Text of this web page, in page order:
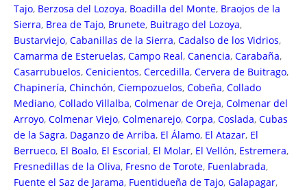
Tajo, Berzosa del Lozoya, Boadilla del Monte, Braojos de la
Sierra, Brea de Tajo, Brunete, Buitrago del Lozoya,
Bustarviejo, Cabanillas de la Sierra, Cadalso de los Vidrios,
Camarma de Esteruelas, Campo Real, Canencia, Carabaña,
Casarrubuelos, Cenicientos, Cercedilla, Cervera de Buitrago,
Chapinería, Chinchón, Ciempozuelos, Cobeña, Collado
Mediano, Collado Villalba, Colmenar de Oreja, Colmenar del
Arroyo, Colmenar Viejo, Colmenarejo, Corpa, Coslada, Cubas
de la Sagra, Daganzo de Arriba, El Álamo, El Atazar, El
Berrueco, El Boalo, El Escorial, El Molar, El Vellón, Estremera,
Fresnedillas de la Oliva, Fresno de Torote, Fuenlabrada,
Fuente el Saz de Jarama, Fuentidueña de Tajo, Galapagar,